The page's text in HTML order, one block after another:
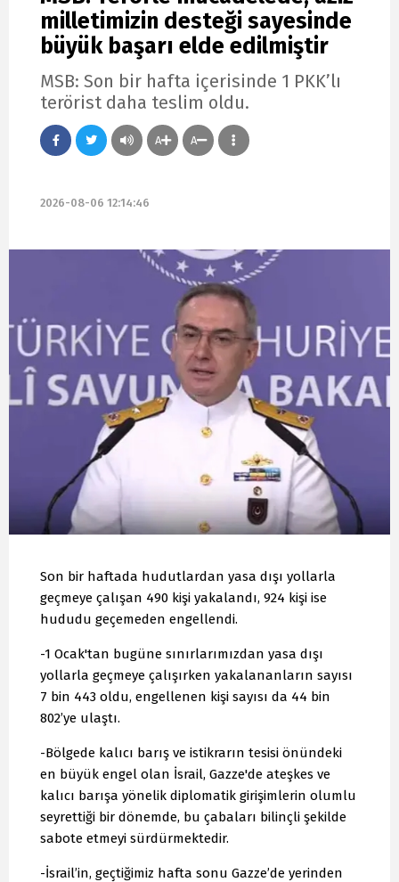
milletimizin desteği sayesinde
büyük başarı elde edilmiştir
MSB: Son bir hafta içerisinde 1 PKK’lı
terörist daha teslim oldu.
A A
2026-08-06 12:14:46
Son bir haftada hudutlardan yasa dışı yollarla
geçmeye çalışan 490 kişi yakalandı, 924 kişi ise
hududu geçemeden engellendi.
-1 Ocak'tan bugüne sınırlarımızdan yasa dışı
yollarla geçmeye çalışırken yakalananların sayısı
7 bin 443 oldu, engellenen kişi sayısı da 44 bin
802’ye ulaştı.
-Bölgede kalıcı barış ve istikrarın tesisi önündeki
en büyük engel olan İsrail, Gazze'de ateşkes ve
kalıcı barışa yönelik diplomatik girişimlerin olumlu
seyrettiği bir dönemde, bu çabaları bilinçli şekilde
sabote etmeyi sürdürmektedir.
-İsrail’in, geçtiğimiz hafta sonu Gazze’de yerinden